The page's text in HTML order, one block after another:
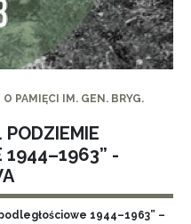
PAMIĘCI IM. GEN. BRYG.
PODZIEMIE
1944–1963” -
1944–1963” –